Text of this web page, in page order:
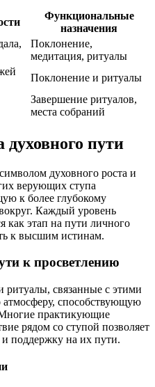
Функциональные
назначения
Поклонение,
медитация, ритуалы
Поклонение и ритуалы
Завершение ритуалов,
места собраний
пути
духовного роста и
верующих ступа
к более глубокому
Каждый уровень
как этап на пути личного
к высшим истинам.
к просветлению
связанные с этими
способствующую
практикующие
рядом со ступой позволяет
поддержку на их пути.